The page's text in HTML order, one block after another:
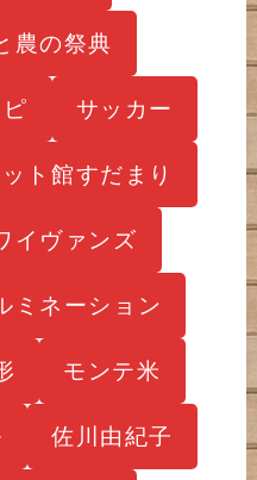
農の祭典
サッカー
ト館すだまり
イヴァンズ
ミネーション
モンテ米
佐川由紀子